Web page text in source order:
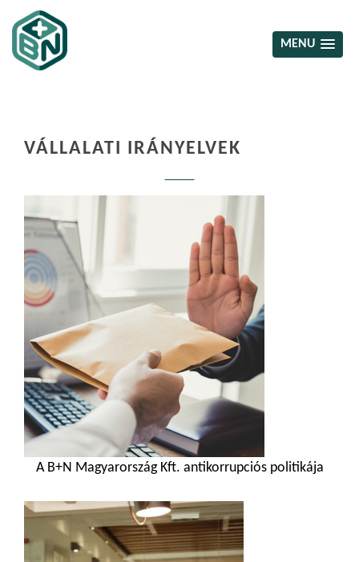
MENU
VÁLLALATI IRÁNYELVEK
A B+N Magyarország Kft. antikorrupciós politikája